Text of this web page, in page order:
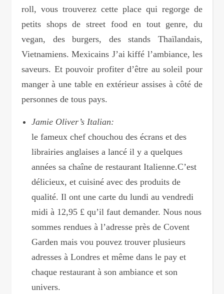
roll, vous trouverez cette place qui regorge de
petits shops de street food en tout genre, du
vegan, des burgers, des stands Thaïlandais,
Vietnamiens. Mexicains J’ai kiffé l’ambiance, les
saveurs. Et pouvoir profiter d’être au soleil pour
manger à une table en extérieur assises à côté de
personnes de tous pays.
Jamie Oliver’s Italian:
le fameux chef chouchou des écrans et des
librairies anglaises a lancé il y a quelques
années sa chaîne de restaurant Italienne.C’est
délicieux, et cuisiné avec des produits de
qualité. Il ont une carte du lundi au vendredi
midi à 12,95 £ qu’il faut demander. Nous nous
sommes rendues à l’adresse près de Covent
Garden mais vou pouvez trouver plusieurs
adresses à Londres et même dans le pay et
chaque restaurant à son ambiance et son
univers.